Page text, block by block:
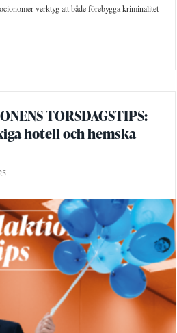
verktyg att både förebygga kriminalitet
TORSDAGSTIPS:
hotell och hemska